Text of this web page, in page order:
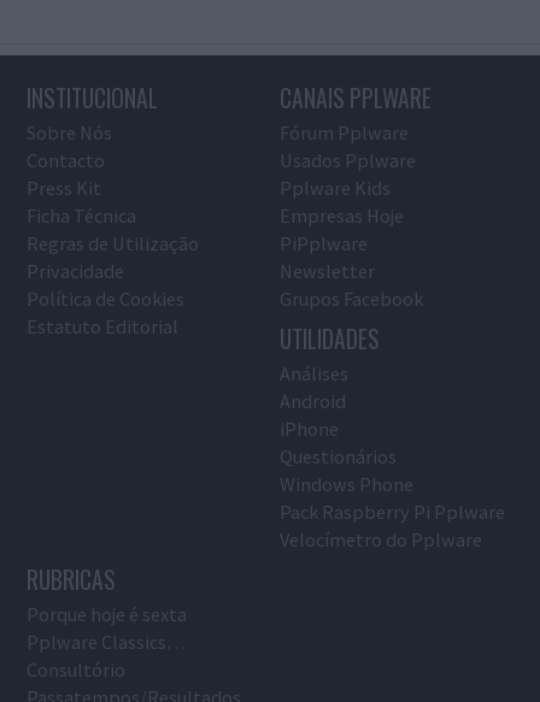
INSTITUCIONAL
Sobre Nós
Contacto
Press Kit
Ficha Técnica
Regras de Utilização
Privacidade
Política de Cookies
Estatuto Editorial
CANAIS PPLWARE
Fórum Pplware
Usados Pplware
Pplware Kids
Empresas Hoje
PiPplware
Newsletter
Grupos Facebook
UTILIDADES
Análises
Android
iPhone
Questionários
Windows Phone
Pack Raspberry Pi Pplware
Velocímetro do Pplware
RUBRICAS
Porque hoje é sexta
Pplware Classics…
Consultório
Passatempos/Resultados